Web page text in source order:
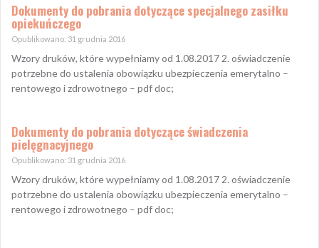
Dokumenty do pobrania dotyczące specjalnego zasiłku
opiekuńczego
Opublikowano: 31 grudnia 2016
Wzory druków, które wypełniamy od 1.08.2017 2. oświadczenie
potrzebne do ustalenia obowiązku ubezpieczenia emerytalno –
rentowego i zdrowotnego – pdf doc;
Dokumenty do pobrania dotyczące świadczenia
pielęgnacyjnego
Opublikowano: 31 grudnia 2016
Wzory druków, które wypełniamy od 1.08.2017 2. oświadczenie
potrzebne do ustalenia obowiązku ubezpieczenia emerytalno –
rentowego i zdrowotnego – pdf doc;